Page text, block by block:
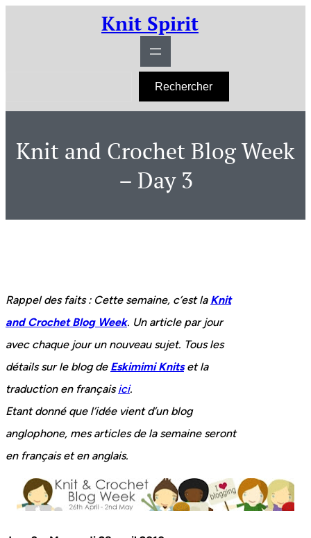
Knit Spirit
h
Rechercher
Knit and Crochet Blog Week
– Day 3
Rappel des faits : Cette semaine, c’est la Knit
and Crochet Blog Week. Un article par jour
avec chaque jour un nouveau sujet. Tous les
détails sur le blog de Eskimimi Knitset la
traduction en françaisici.
Etant donné que l’idée vient d’un blog
anglophone, mes articles de la semaine seront
en français et en anglais.